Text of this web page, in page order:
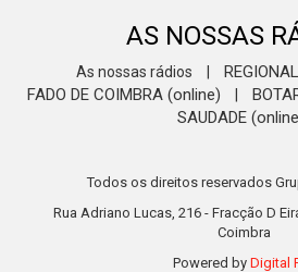
AS NOSSAS
As nossas rádios
FADO DE COIMBRA (online)
SAUDADE
Todos os direitos reservados
Rua Adriano Lucas, 216 - Fracção D
Coimbra
Powered by Digital